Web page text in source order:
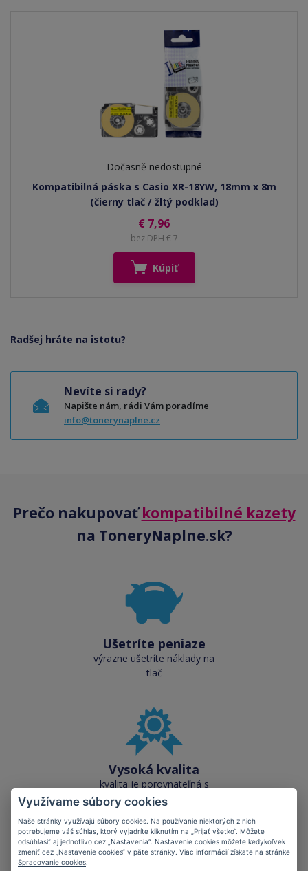
Dočasně nedostupné
Kompatibilná páska s Casio XR-18YW, 18mm x 8m
(čierny tlač / žltý podklad)
€ 7,96
bez DPH € 7
Kúpiť
Radšej hráte na istotu?
Nevíte si rady?
Napište nám, rádi Vám poradíme
info@tonerynaplne.cz
Prečo nakupovaťkompatibilné kazety
na ToneryNaplne.sk?
Ušetríte peniaze
výrazne ušetríte náklady na
tlač
Vysoká kvalita
kvalita je porovnateľná s
originálnymi náplňami
Využívame súbory cookies
Naše stránky využívajú súbory cookies. Na používanie niektorých z nich
potrebujeme váš súhlas, ktorý vyjadríte kliknutím na „Prijať všetko“. Môžete
odsúhlasiť aj jednotlivo cez „Nastavenia“. Nastavenie cookies môžete kedykoľvek
zmeniť cez „Nastavenie cookies“ v päte stránky. Viac informácií získate na stránke
Spracovanie cookies.